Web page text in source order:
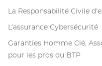
La Responsabilité Civile
L’assurance Cybersécurité
Garanties Homme Clé,
pour les pros du BTP